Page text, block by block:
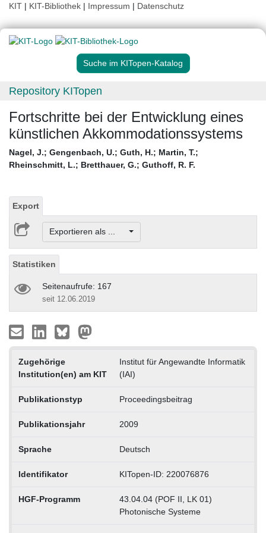
KIT | KIT-Bibliothek | Impressum | Datenschutz
Suche im KITopen-Katalog
Repository KITopen
Fortschritte bei der Entwicklung eines
künstlichen Akkommodationssystems
Nagel, J.; Gengenbach, U.; Guth, H.; Martin, T.;
Rheinschmitt, L.; Bretthauer, G.; Guthoff, R. F.
Export
Exportieren als ...
Statistiken
Seitenaufrufe: 167
seit 12.06.2019
Zugehörige
Institution(en) am KIT
Institut für Angewandte Informatik
(IAI)
Publikationstyp Proceedingsbeitrag
Publikationsjahr 2009
Sprache Deutsch
Identifikator KITopen-ID: 220076876
HGF-Programm
43.04.04 (POF II, LK 01)
Photonische Systeme